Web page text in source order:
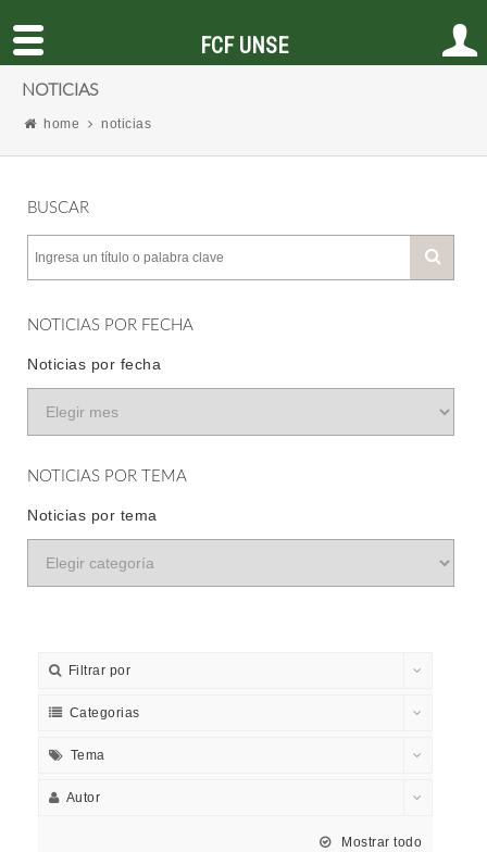
NOTICIAS
home noticias
BUSCAR
NOTICIAS POR FECHA
Noticias por fecha
NOTICIAS POR TEMA
Noticias por tema
Filtrar por
Categorias
Tema
Autor
Mostrar todo
FCF UNSE